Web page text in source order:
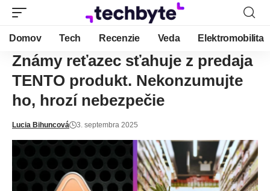
Domov Tech Recenzie Veda Elektromobilita
Známy reťazec sťahuje z predaja
TENTO produkt. Nekonzumujte
ho, hrozí nebezpečie
Lucia Bihuncová 3. septembra 2025